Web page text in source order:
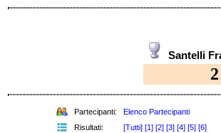
Santelli
2
Partecipanti: Elenco Partecipanti
Risultati:
[Tutti] [1] [2] [3] [4] [5] [6]